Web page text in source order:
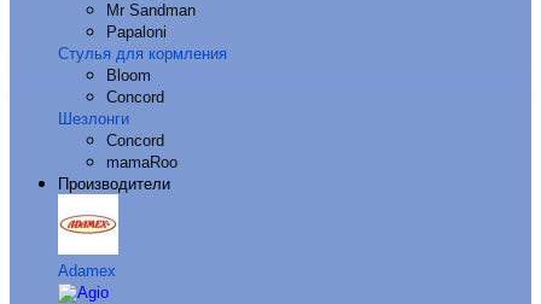
Mr Sandman
Papaloni
Стулья для кормления
Bloom
Concord
Шезлонги
Concord
mamaRoo
Производители
Adamex